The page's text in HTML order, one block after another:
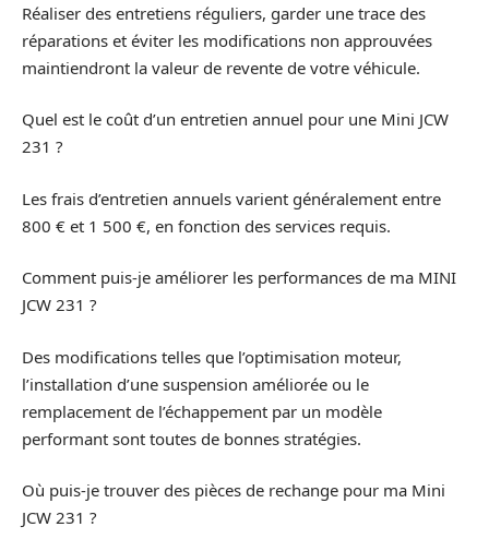
Réaliser des entretiens réguliers, garder une trace des
réparations et éviter les modifications non approuvées
maintiendront la valeur de revente de votre véhicule.
Quel est le coût d’un entretien annuel pour une Mini JCW
231 ?
Les frais d’entretien annuels varient généralement entre
800 € et 1 500 €, en fonction des services requis.
Comment puis-je améliorer les performances de ma MINI
JCW 231 ?
Des modifications telles que l’optimisation moteur,
l’installation d’une suspension améliorée ou le
remplacement de l’échappement par un modèle
performant sont toutes de bonnes stratégies.
Où puis-je trouver des pièces de rechange pour ma Mini
JCW 231 ?